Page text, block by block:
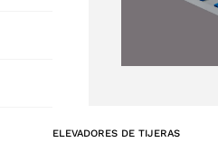
ELEVADORES DE TIJERAS